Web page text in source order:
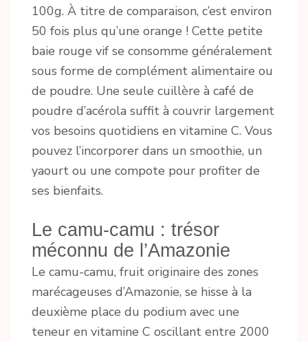
100g. À titre de comparaison, c’est environ
50 fois plus qu’une orange ! Cette petite
baie rouge vif se consomme généralement
sous forme de complément alimentaire ou
de poudre. Une seule cuillère à café de
poudre d’acérola suffit à couvrir largement
vos besoins quotidiens en vitamine C. Vous
pouvez l’incorporer dans un smoothie, un
yaourt ou une compote pour profiter de
ses bienfaits.
Le camu-camu : trésor
méconnu de l’Amazonie
Le camu-camu, fruit originaire des zones
marécageuses d’Amazonie, se hisse à la
deuxième place du podium avec une
teneur en vitamine C oscillant entre 2000